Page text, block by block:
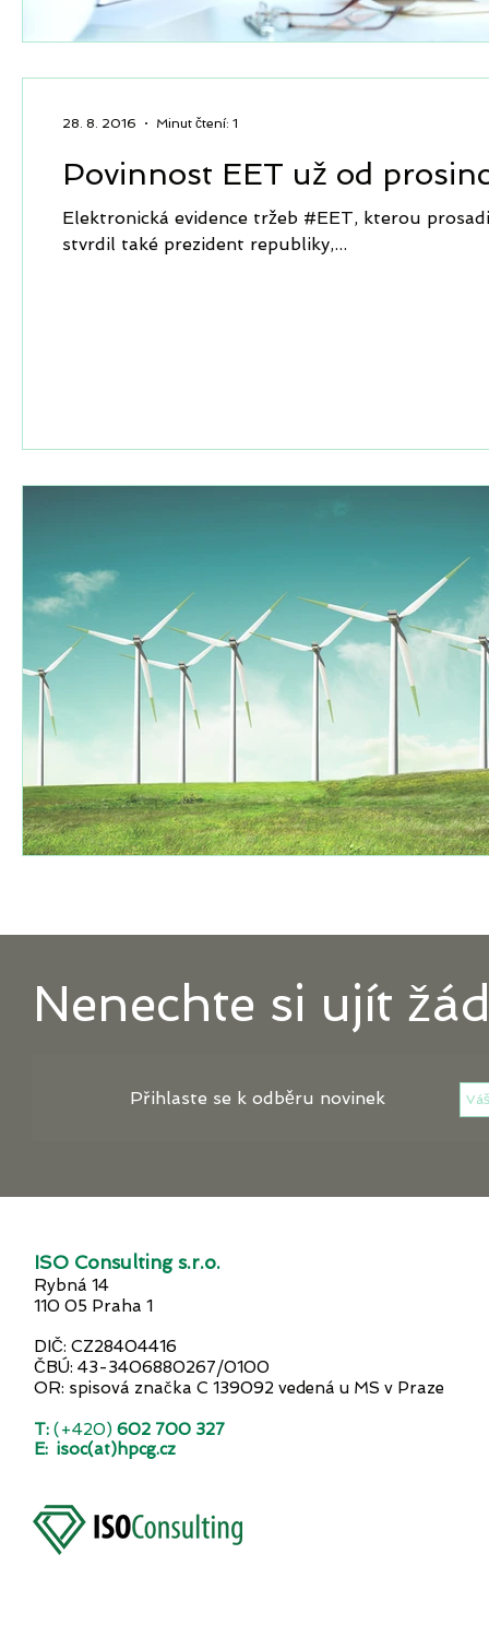
Povinnost EET už od
Elektronická evidence tržeb #EET, kterou
stvrdil také prezident republiky,...
28. 8. 2016 Minut čtení: 1
Nenechte si ujít
Přihlaste se k odběru novinek
ISO Consulting s.r.o.
Rybná 14
110 05 Praha 1
DIČ: CZ28404416
ČBÚ: 43-3406880267/0100
OR: spisová značka C 139092 vedená u MS v Praze
T: (+420) 602 700 327
E: isoc(at)hpcg.cz